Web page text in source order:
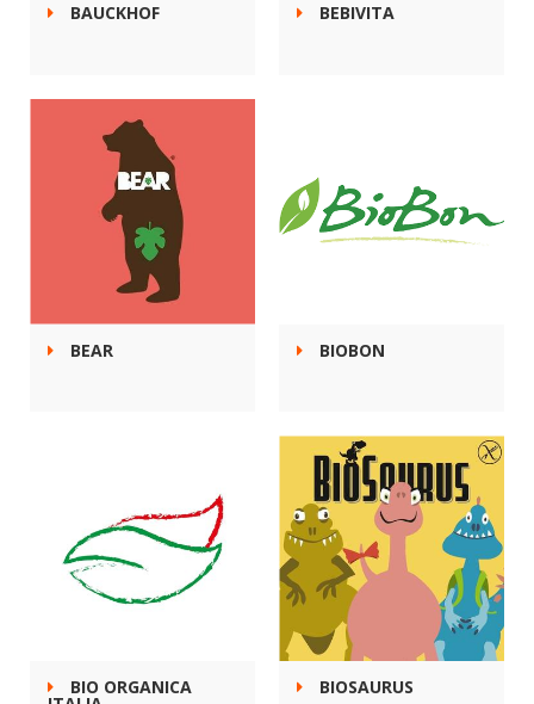
BAUCKHOF BEBIVITA
BEAR BIOBON
BIO ORGANICA BIOSAURUS